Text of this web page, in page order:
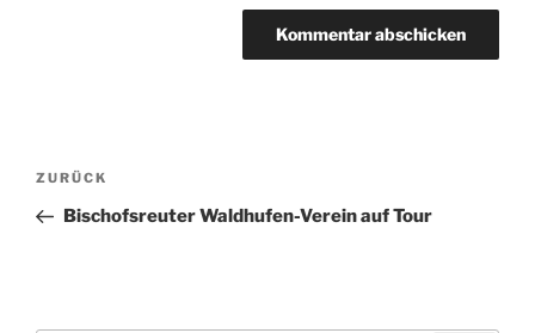
Beitragsnavigation
Vorheriger
Beitrag
ZURÜCK
Bischofsreuter Waldhufen-Verein auf Tour